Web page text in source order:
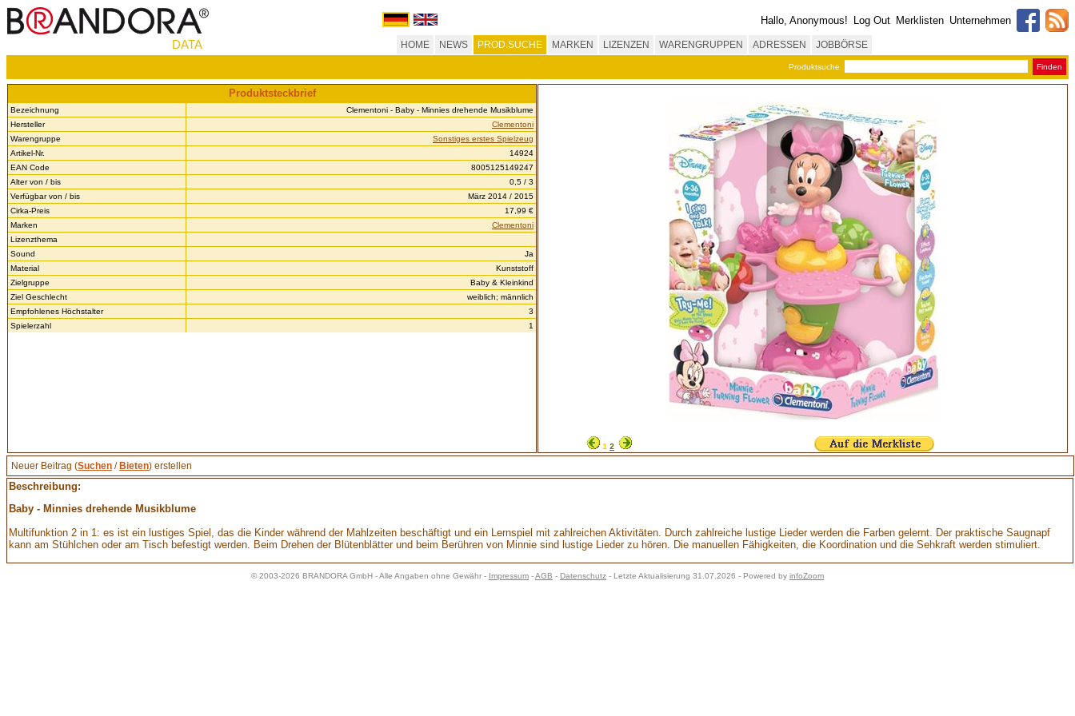
Hallo, Anonymous! Log Out Merklisten Unternehmen
DATA HOME NEWS PROD.SUCHE MARKEN LIZENZEN WARENGRUPPEN ADRESSEN JOBBÖRSE
Produktsuche Finden
Produktsteckbrief
Bezeichnung
Clementoni - Baby - Minnies drehende Musikblume
Hersteller
Clementoni
Warengruppe
Sonstiges erstes Spielzeug
Artikel-Nr.
14924
EAN Code
8005125149247
Alter von / bis
0,5 / 3
Verfügbar von / bis
März 2014 / 2015
Cirka-Preis
17,99 €
Marken
Clementoni
Lizenzthema
Sound
Ja
Material
Kunststoff
Zielgruppe
Baby & Kleinkind
Ziel Geschlecht
weiblich; männlich
Empfohlenes Höchstalter
3
Spielerzahl
1
1 2
Neuer Beitrag (Suchen / Bieten) erstellen
Beschreibung:
Baby - Minnies drehende Musikblume
Multifunktion 2 in 1: es ist ein lustiges Spiel, das die Kinder während der Mahlzeiten beschäftigt und ein Lernspiel mit zahlreichen Aktivitäten. Durch zahlreiche lustige Lieder werden die Farben gelernt. Der praktische Saugnapf
kann am Stühlchen oder am Tisch befestigt werden. Beim Drehen der Blütenblätter und beim Berühren von Minnie sind lustige Lieder zu hören. Die manuellen Fähigkeiten, die Koordination und die Sehkraft werden stimuliert.
© 2003-2026 BRANDORA GmbH - Alle Angaben ohne Gewähr - Impressum -AGB - Datenschutz - Letzte Aktualisierung 31.07.2026 - Powered by infoZoom